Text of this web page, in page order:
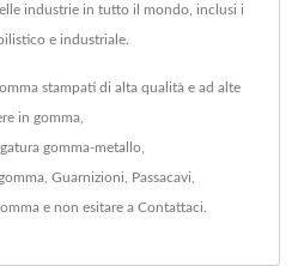
industrie in tutto il mondo, inclusi i
e industriale.
stampati di alta qualità e ad alte
in gomma
gomma-metallo
Guarnizioni Passacavi
e non esitare a Contattaci